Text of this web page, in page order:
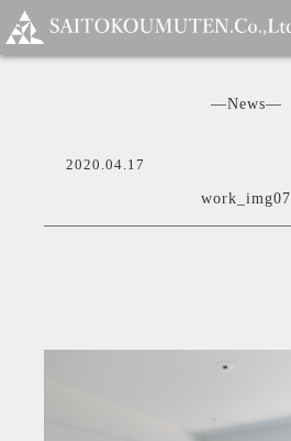
―News―
2020.04.17
work_img07